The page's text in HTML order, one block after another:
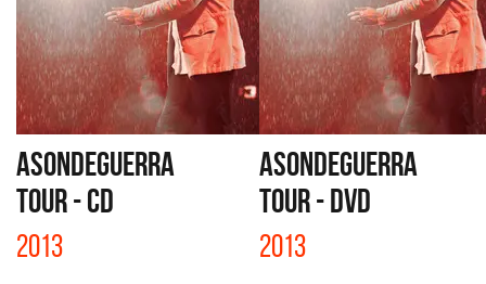
ASONDEGUERRA
TOUR - CD
2013
ASONDEGUERRA
TOUR - DVD
2013